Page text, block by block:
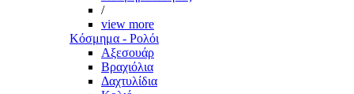
/
view more
Κόσμημα - Ρολόι
Αξεσουάρ
Βραχιόλια
Δαχτυλίδια